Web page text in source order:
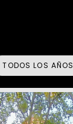
TODOS LOS AÑOS